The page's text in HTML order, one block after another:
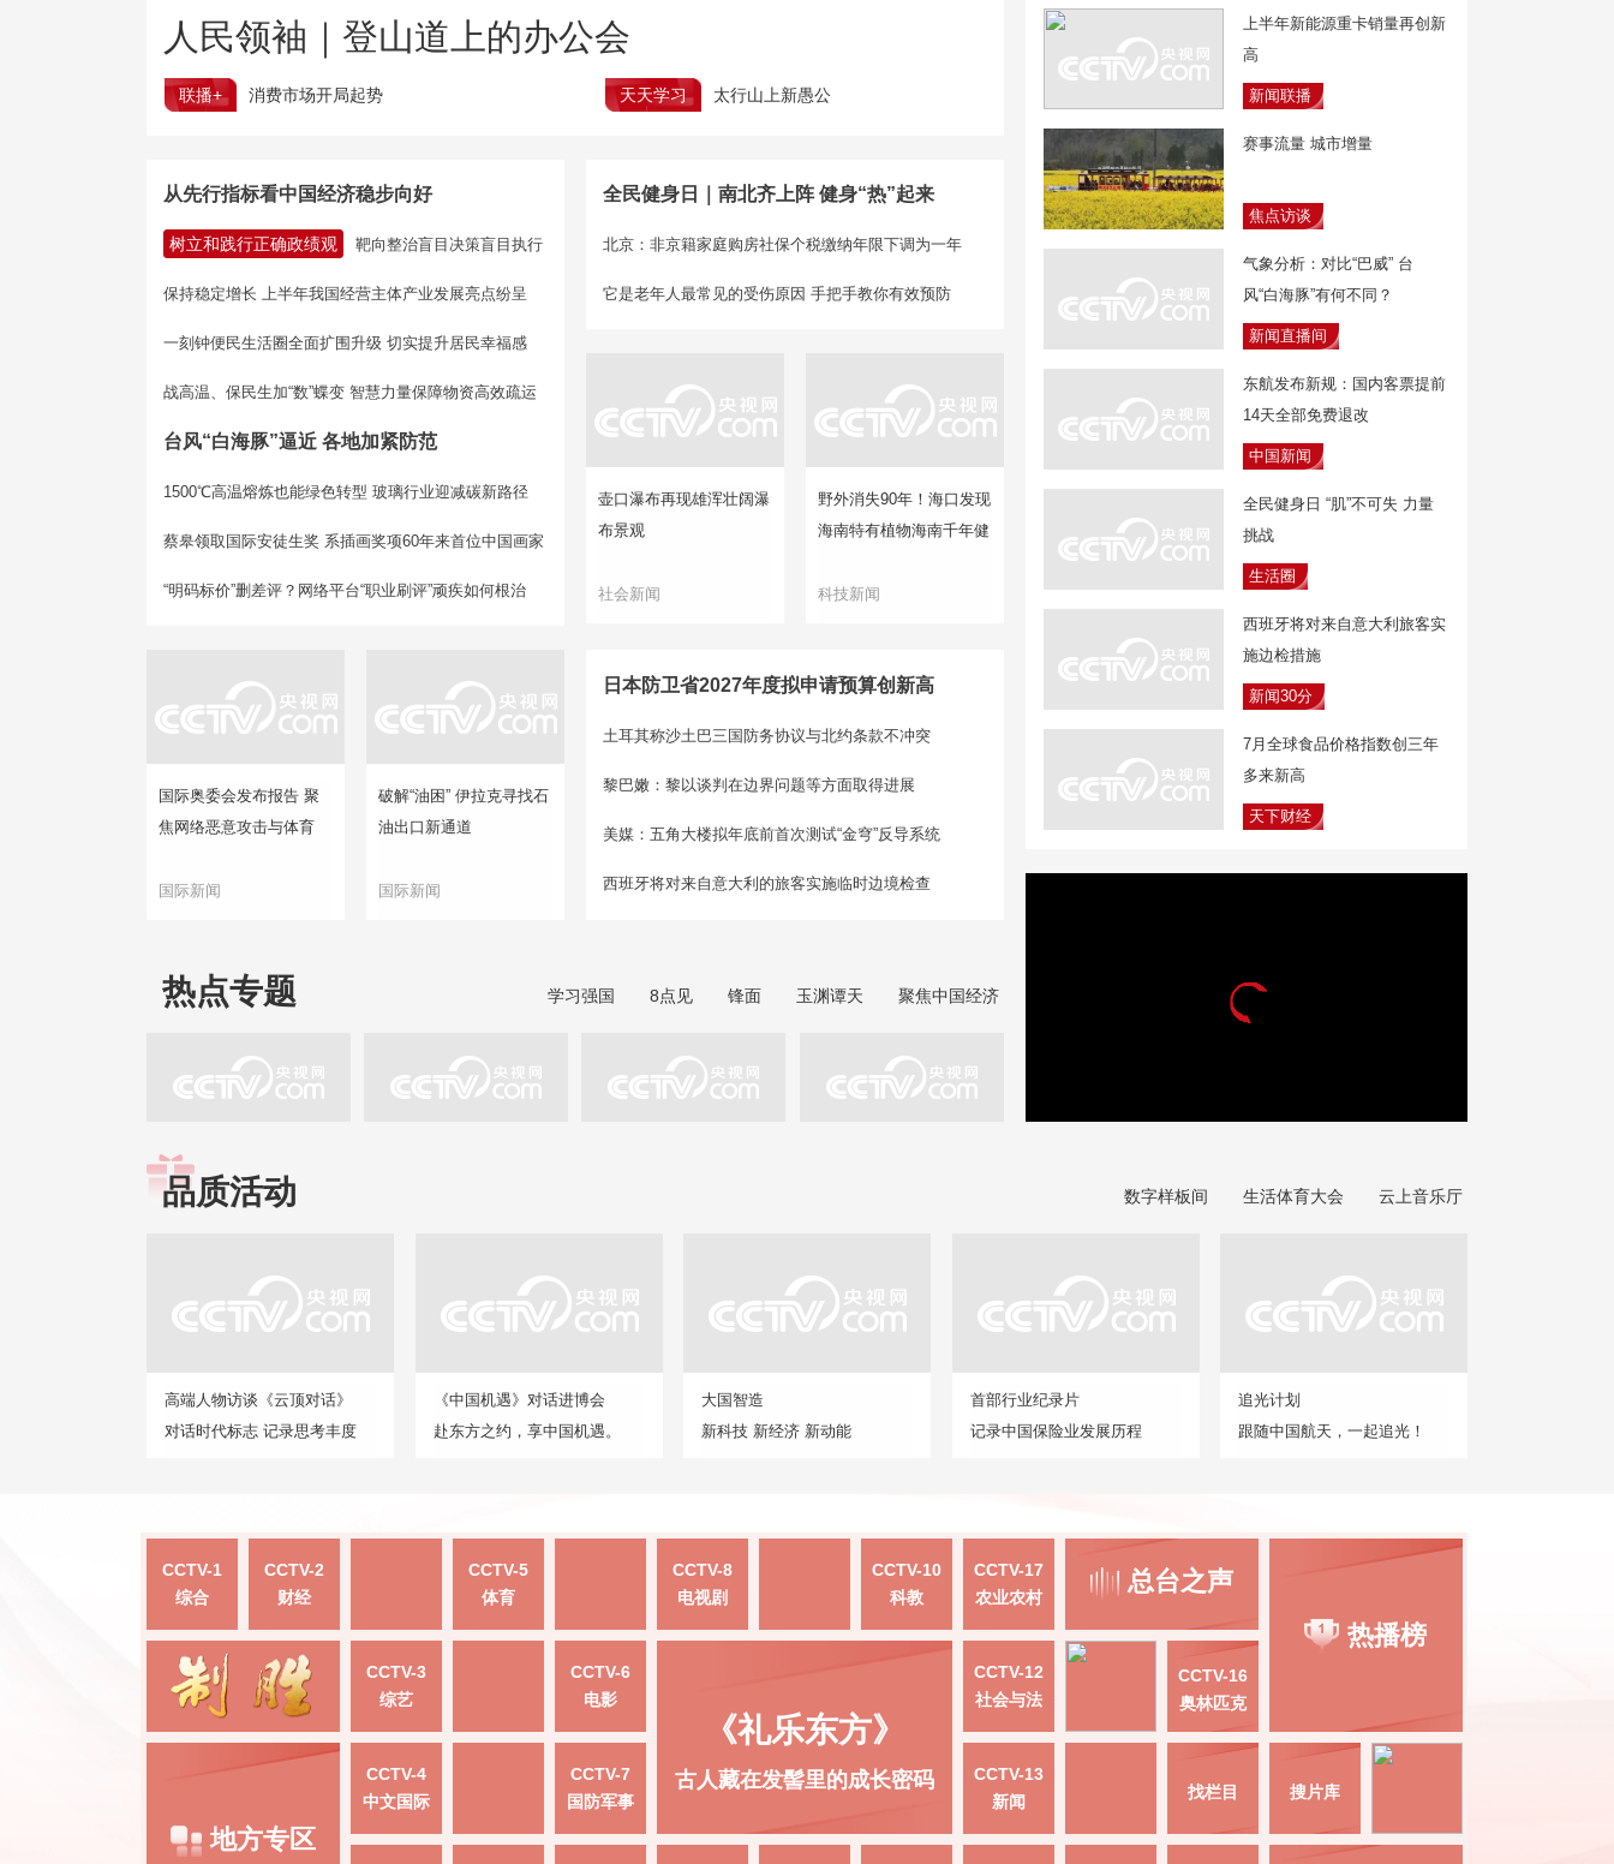
人民领袖｜登山道上的办公会
联播+ 消费市场开局起势 天天学习 太行山上新愚公
从先行指标看中国经济稳步向好
树立和践行正确政绩观 靶向整治盲目决策盲目执行
保持稳定增长 上半年我国经营主体产业发展亮点纷呈
一刻钟便民生活圈全面扩围升级 切实提升居民幸福感
战高温、保民生加“数”蝶变 智慧力量保障物资高效疏运
台风“白海豚”逼近 各地加紧防范
1500℃高温熔炼也能绿色转型 玻璃行业迎减碳新路径
蔡皋领取国际安徒生奖 系插画奖项60年来首位中国画家
“明码标价”删差评？网络平台“职业刷评”顽疾如何根治
全民健身日｜南北齐上阵 健身“热”起来
北京：非京籍家庭购房社保个税缴纳年限下调为一年
它是老年人最常见的受伤原因 手把手教你有效预防
壶口瀑布再现雄浑壮阔瀑
布景观
社会新闻
野外消失90年！海口发现
海南特有植物海南千年健
科技新闻
国际奥委会发布报告 聚
焦网络恶意攻击与体育
国际新闻
破解“油困” 伊拉克寻找石
油出口新通道
国际新闻
日本防卫省2027年度拟申请预算创新高
土耳其称沙土巴三国防务协议与北约条款不冲突
黎巴嫩：黎以谈判在边界问题等方面取得进展
美媒：五角大楼拟年底前首次测试“金穹”反导系统
西班牙将对来自意大利的旅客实施临时边境检查
热点专题 学习强国 8点见 锋面 玉渊谭天 聚焦中国经济
上半年新能源重卡销量再创新
高
新闻联播
赛事流量 城市增量
焦点访谈
气象分析：对比“巴威” 台
风“白海豚”有何不同？
新闻直播间
东航发布新规：国内客票提前
14天全部免费退改
中国新闻
全民健身日 “肌”不可失 力量
挑战
生活圈
西班牙将对来自意大利旅客实
施边检措施
新闻30分
7月全球食品价格指数创三年
多来新高
天下财经
品质活动 数字样板间 生活体育大会 云上音乐厅
高端人物访谈《云顶对话》
对话时代标志 记录思考丰度
《中国机遇》对话进博会
赴东方之约，享中国机遇。
大国智造
新科技 新经济 新动能
首部行业纪录片
记录中国保险业发展历程
追光计划
跟随中国航天，一起追光！
CCTV-1
综合
CCTV-2
财经
CCTV-5
体育
CCTV-8
电视剧
CCTV-10
科教
CCTV-17
农业农村
总台之声
热播榜
CCTV-3
综艺
CCTV-6
电影
《礼乐东方》
古人藏在发髻里的成长密码
CCTV-12
社会与法
CCTV-16
奥林匹克
地方专区
CCTV-4
中文国际
CCTV-7
国防军事
CCTV-13
新闻
找栏目 搜片库